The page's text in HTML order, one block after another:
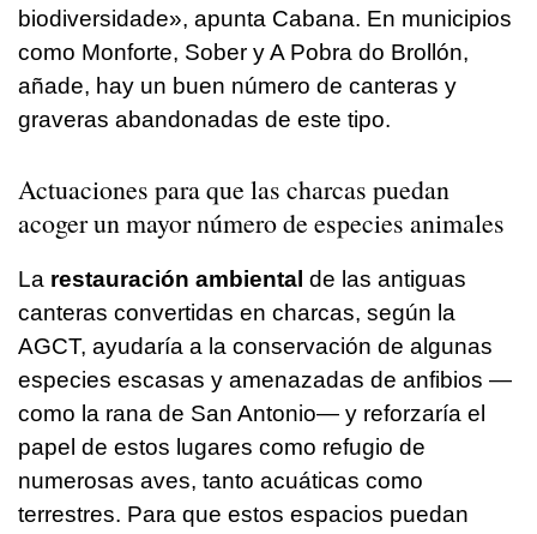
biodiversidade», apunta Cabana. En municipios
como Monforte, Sober y A Pobra do Brollón,
añade, hay un buen número de canteras y
graveras abandonadas de este tipo.
Actuaciones para que las charcas puedan
acoger un mayor número de especies animales
La restauración ambiental de las antiguas
canteras convertidas en charcas, según la
AGCT, ayudaría a la conservación de algunas
especies escasas y amenazadas de anfibios —
como la rana de San Antonio— y reforzaría el
papel de estos lugares como refugio de
numerosas aves, tanto acuáticas como
terrestres. Para que estos espacios puedan